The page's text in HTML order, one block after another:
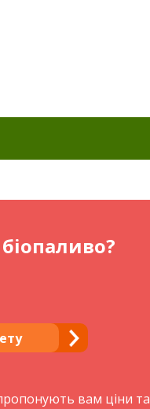
вам ціни та